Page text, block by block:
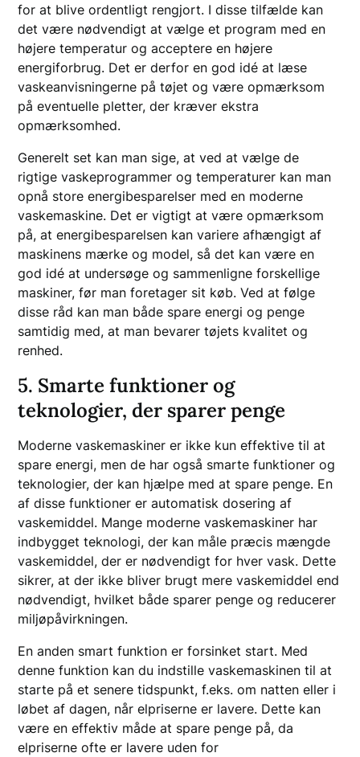
for at blive ordentligt rengjort. I disse tilfælde kan
det være nødvendigt at vælge et program med en
højere temperatur og acceptere en højere
energiforbrug. Det er derfor en god idé at læse
vaskeanvisningerne på tøjet og være opmærksom
på eventuelle pletter, der kræver ekstra
opmærksomhed.
Generelt set kan man sige, at ved at vælge de
rigtige vaskeprogrammer og temperaturer kan man
opnå store energibesparelser med en moderne
vaskemaskine. Det er vigtigt at være opmærksom
på, at energibesparelsen kan variere afhængigt af
maskinens mærke og model, så det kan være en
god idé at undersøge og sammenligne forskellige
maskiner, før man foretager sit køb. Ved at følge
disse råd kan man både spare energi og penge
samtidig med, at man bevarer tøjets kvalitet og
renhed.
5. Smarte funktioner og
teknologier, der sparer penge
Moderne vaskemaskiner er ikke kun effektive til at
spare energi, men de har også smarte funktioner og
teknologier, der kan hjælpe med at spare penge. En
af disse funktioner er automatisk dosering af
vaskemiddel. Mange moderne vaskemaskiner har
indbygget teknologi, der kan måle præcis mængde
vaskemiddel, der er nødvendigt for hver vask. Dette
sikrer, at der ikke bliver brugt mere vaskemiddel end
nødvendigt, hvilket både sparer penge og reducerer
miljøpåvirkningen.
En anden smart funktion er forsinket start. Med
denne funktion kan du indstille vaskemaskinen til at
starte på et senere tidspunkt, f.eks. om natten eller i
løbet af dagen, når elpriserne er lavere. Dette kan
være en effektiv måde at spare penge på, da
elpriserne ofte er lavere uden for